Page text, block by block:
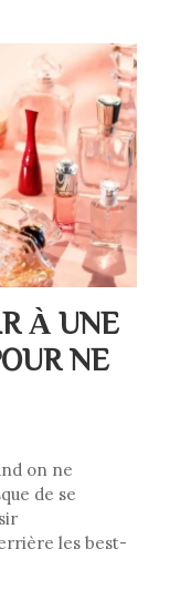
À UNE
NE
on ne
de se
les best-